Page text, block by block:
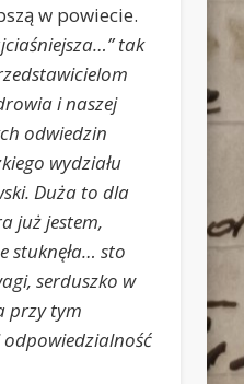
w powiecie.
tak
i naszej
odwiedzin
wydziału
Duża to dla
już jestem,
stuknęła… sto
serduszko w
przy tym